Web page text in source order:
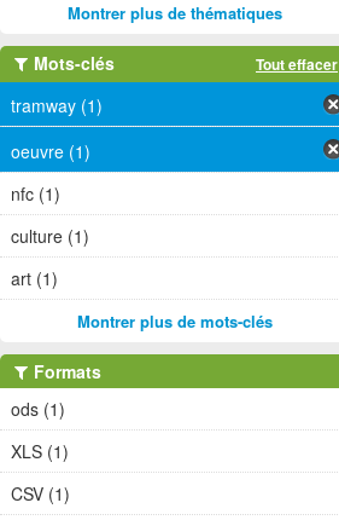
Montrer plus de thématiques
Mots-clés Tout effacer
tramway (1)
oeuvre (1)
nfc (1)
culture (1)
art (1)
Montrer plus de mots-clés
Formats
ods (1)
XLS (1)
CSV (1)